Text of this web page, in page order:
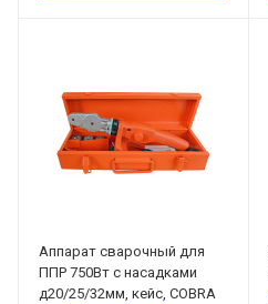
Аппарат сварочный для
ППР 750Вт с насадками
д20/25/32мм, кейс, COBRA